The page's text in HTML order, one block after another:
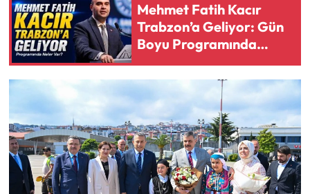
Mehmet Fatih Kacır
Trabzon’a Geliyor: Gün
Boyu Programında
Neler Var?